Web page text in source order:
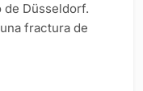
de Düsseldorf.
fractura de